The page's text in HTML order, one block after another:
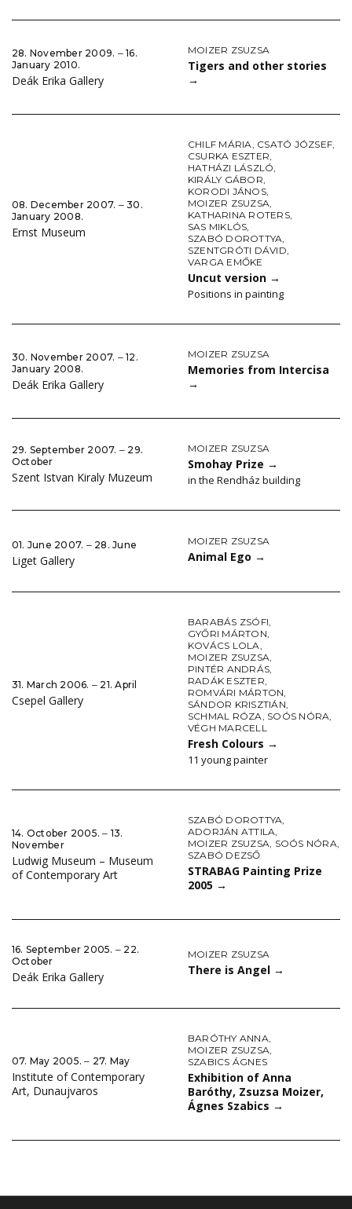
28. November 2009. ‒ 16.
January 2010.
Deák Erika Gallery
MOIZER ZSUZSA
Tigers and other stories
→
08. December 2007. ‒ 30.
January 2008.
Ernst Museum
CHILF MÁRIA, CSATÓ JÓZSEF,
CSURKA ESZTER,
HATHÁZI LÁSZLÓ,
KIRÁLY GÁBOR,
KORODI JÁNOS,
MOIZER ZSUZSA,
KATHARINA ROTERS,
SAS MIKLÓS,
SZABÓ DOROTTYA,
SZENTGRÓTI DÁVID,
VARGA EMŐKE
Uncut version →
Positions in painting
30. November 2007. ‒ 12.
January 2008.
Deák Erika Gallery
MOIZER ZSUZSA
Memories from Intercisa
→
29. September 2007. ‒ 29.
October
Szent Istvan Kiraly Muzeum
MOIZER ZSUZSA
Smohay Prize →
in the Rendház building
01. June 2007. ‒ 28. June
Liget Gallery
MOIZER ZSUZSA
Animal Ego →
31. March 2006. ‒ 21. April
Csepel Gallery
BARABÁS ZSÓFI,
GYŐRI MÁRTON,
KOVÁCS LOLA,
MOIZER ZSUZSA,
PINTÉR ANDRÁS,
RADÁK ESZTER,
ROMVÁRI MÁRTON,
SÁNDOR KRISZTIÁN,
SCHMAL RÓZA, SOÓS NÓRA,
VÉGH MARCELL
Fresh Colours →
11 young painter
14. October 2005. ‒ 13.
November
Ludwig Museum – Museum
of Contemporary Art
SZABÓ DOROTTYA,
ADORJÁN ATTILA,
MOIZER ZSUZSA, SOÓS NÓRA,
SZABÓ DEZSŐ
STRABAG Painting Prize
2005 →
16. September 2005. ‒ 22.
October
Deák Erika Gallery
MOIZER ZSUZSA
There is Angel →
07. May 2005. ‒ 27. May
Institute of Contemporary
Art, Dunaujvaros
BARÓTHY ANNA,
MOIZER ZSUZSA,
SZABICS ÁGNES
Exhibition of Anna
Baróthy, Zsuzsa Moizer,
Ágnes Szabics →